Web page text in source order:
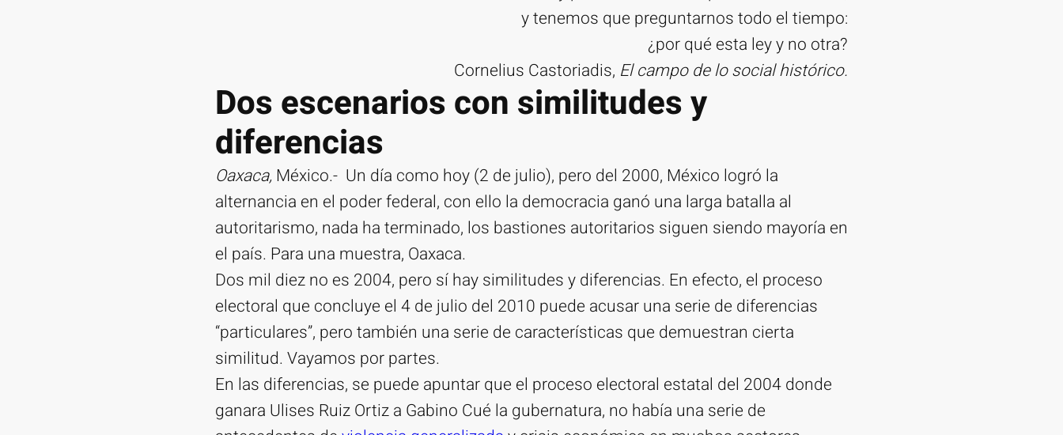
y tenemos que preguntarnos todo el tiempo:
¿por qué esta ley y no otra?
Cornelius Castoriadis, El campo de lo social histórico.
Dos escenarios con similitudes y
diferencias
Oaxaca,México.- Un día como hoy (2 de julio), pero del 2000, México logró la
alternancia en el poder federal, con ello la democracia ganó una larga batalla al
autoritarismo, nada ha terminado, los bastiones autoritarios siguen siendo mayoría en
el país. Para una muestra, Oaxaca.
Dos mil diez no es 2004, pero sí hay similitudes y diferencias. En efecto, el proceso
electoral que concluye el 4 de julio del 2010 puede acusar una serie de diferencias
“particulares”, pero también una serie de características que demuestran cierta
similitud. Vayamos por partes.
En las diferencias, se puede apuntar que el proceso electoral estatal del 2004 donde
ganara Ulises Ruiz Ortiz a Gabino Cué la gubernatura, no había una serie de